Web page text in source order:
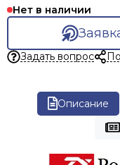
Нет в наличии
Задать вопрос
Описание